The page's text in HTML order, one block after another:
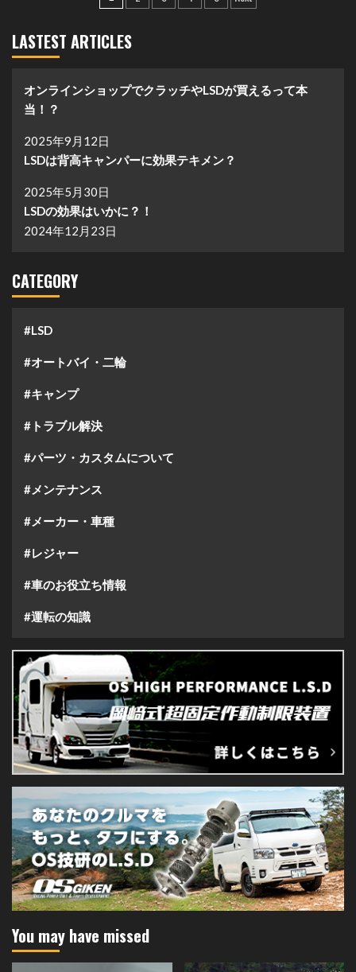
の
ペ
ー
ジ
送
り
LASTEST ARTICLES
オンラインショップでクラッチやLSDが買えるって本
当！？
2025年9月12日
LSDは背高キャンパーに効果テキメン？
2025年5月30日
LSDの効果はいかに？！
2024年12月23日
CATEGORY
#LSD
#オートバイ・二輪
#キャンプ
#トラブル解決
#パーツ・カスタムについて
#メンテナンス
#メーカー・車種
#レジャー
#車のお役立ち情報
#運転の知識
You may have missed